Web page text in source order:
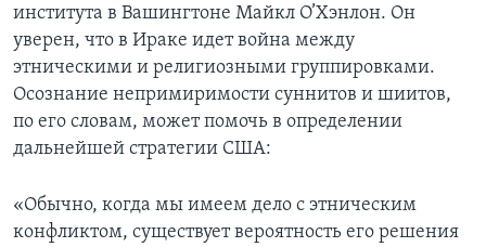
института в Вашингтоне Майкл О’Хэнлон. Он
уверен, что в Ираке идет война между
этническими и религиозными группировками.
Осознание непримиримости суннитов и шиитов,
по его словам, может помочь в определении
дальнейшей стратегии США:
«Обычно, когда мы имеем дело с этническим
конфликтом, существует вероятность его решения